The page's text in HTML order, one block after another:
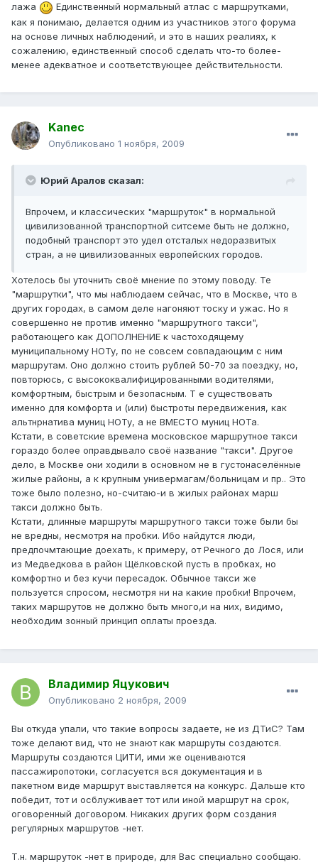
лажа
Единственный нормальный атлас с маршрутками,
как я понимаю, делается одним из участников этого форума
на основе личных наблюдений, и это в наших реалиях, к
сожалению, единственный способ сделать что-то более-
менее адекватное и соответствующее действительности.
Kanec
Опубликовано 1 ноября, 2009
Юрий Аралов сказал:
Впрочем, и классических "маршруток" в нормальной
цивилизованной транспортной ситсеме быть не должно,
подобный транспорт это удел отсталых недоразвитых
стран, а не цивилизованных европейских городов.
Хотелось бы уточнить своё мнение по этому поводу. Те
"маршрутки", что мы наблюдаем сейчас, что в Москве, что в
других городах, в самом деле нагоняют тоску и ужас. Но я
совершенно не против именно "маршрутного такси",
работающего как ДОПОЛНЕНИЕ к частоходящему
муниципальному НОТу, по не совсем совпадающим с ним
маршрутам. Оно должно стоить рублей 50-70 за поездку, но,
повторюсь, с высококвалифицированными водителями,
комфортным, быстрым и безопасным. Т е существовать
именно для комфорта и (или) быстроты передвижения, как
альтнрнатива муниц НОТу, а не ВМЕСТО муниц НОТа.
Кстати, в советские времена московское маршрутное такси
гораздо более оправдывало своё название "такси". Другое
дело, в Москве они ходили в основном не в густонаселённые
жилые районы, а к крупным универмагам/больницам и пр.. Это
тоже было полезно, но-считаю-и в жилых районах марш
такси должно быть.
Кстати, длинные маршруты маршрутного такси тоже были бы
не вредны, несмотря на пробки. Ибо найдутся люди,
предпочмтающие доехать, к примеру, от Речного до Лося, или
из Медведкова в район Щёлковской пусть в пробках, но
комфортно и без кучи пересадок. Обычное такси же
пользуется спросом, несмотря ни на какие пробки! Впрочем,
таких маршрутов не должно быть много,и на них, видимо,
необходим зонный принцип оплаты проезда.
Владимир Яцукович
Опубликовано 2 ноября, 2009
Вы откуда упали, что такие вопросы задаете, не из ДТиС? Там
тоже делают вид, что не знают как маршруты создаются.
Маршруты создаются ЦИТИ, ими же оцениваются
пассажиропотоки, согласуется вся документация и в
пакетном виде маршрут выставляется на конкурс. Дальше кто
победит, тот и осблуживает тот или иной маршрут на срок,
оговоренный договором. Никаких других форм создания
регулярных маршрутов -нет.
Т.н. маршруток -нет в природе, для Вас специально сообщаю.